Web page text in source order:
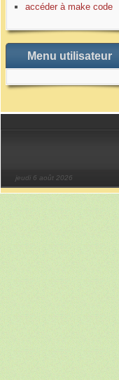
accéder à make code
Menu utilisateur
jeudi 6 août 2026